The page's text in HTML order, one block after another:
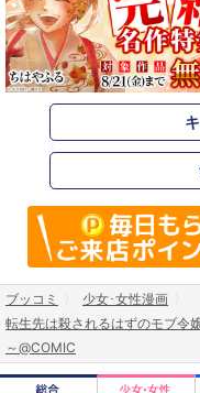
ブッコミ
少女･女性漫画
転生先は殺されるはずのモブ令
～@COMIC